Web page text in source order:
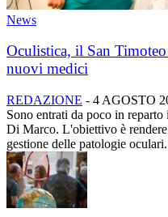
News
Oculistica, il San
nuovi medici
REDAZIONE - 4 AGOSTO
Sono entrati da poco in
Di Marco. L'obiettivo è
gestione delle patologie